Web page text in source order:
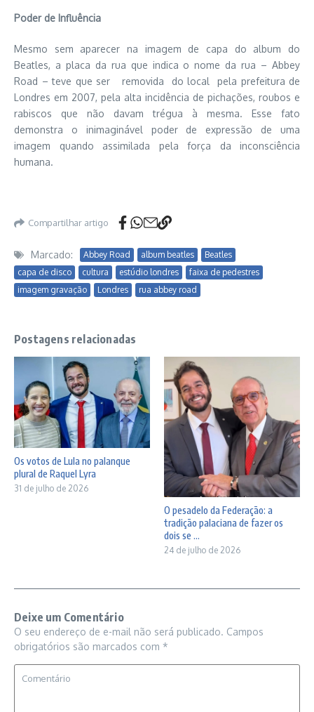
Poder de Influência
Mesmo sem aparecer na imagem de capa do album do
Beatles, a placa da rua que indica o nome da rua – Abbey
Road – teve que ser removida do local pela prefeitura de
Londres em 2007, pela alta incidência de pichações, roubos e
rabiscos que não davam trégua à mesma. Esse fato
demonstra o inimaginável poder de expressão de uma
imagem quando assimilada pela força da inconsciência
humana.
Compartilhar artigo
Marcado: Abbey Road album beatles
Beatles
capa de disco
cultura estúdio londres
faixa de pedestres
imagem gravação
Londres rua abbey road
Postagens relacionadas
Os votos de Lula no palanque
plural de Raquel Lyra
31 de julho de 2026
O pesadelo da Federação: a
tradição palaciana de fazer os
dois se ...
24 de julho de 2026
Deixe um Comentário
O seu endereço de e-mail não será publicado. Campos
obrigatórios são marcados com *